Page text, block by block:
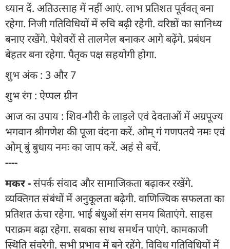
ध्यान दें. अतिउत्साह में नहीं आएं. लाभ प्रतिशत पूर्ववत् बना
रहेगा. निजी गतिविधियों में रुचि बढ़ी रहेगी. वरिष्ठों का सानिध्य
बनाए रखेंगे. पेशेवरों से तालमेल बनाकर आगे बढ़ेंगे. प्रबंधन
बेहतर बना रहेगा. पैतृक पक्ष सहयोगी होगा.
शुभ अंक : 3 और 7
शुभ रंग : ऐप्पल ग्रीन
आज का उपाय : शिव-गौरी के लाड़ले एवं देवताओं में अग्रपूज्य
भगवान श्रीगणेश की पूजा वंदना करें. ओम् गं गणपतये नमः एवं
ओम् बुं बुधाय नमः का जाप करें. अहं से बचें.
----
मकर -संपर्क संवाद और सामाजिकता बढ़ाकर रखेंगे.
व्यक्तिगत संबंधों में अनुकूलता बढ़ेगी. वाणिज्यिक सफलता का
प्रतिशत ऊंचा रहेगा. भाई बंधुओं संग समय बिताएंगे. साहस
पराक्रम बढ़ा रहेगा. सबका साथ समर्थन पाएंगे. कामकाजी
स्थिति संवरेगी. सभी प्रभाव में बने रहेंगे. विविध गतिविधियों में